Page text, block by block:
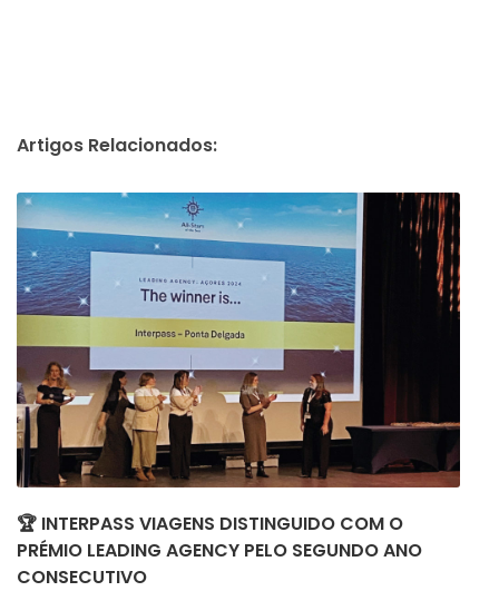
Artigos Relacionados:
🏆 INTERPASS VIAGENS DISTINGUIDO COM O
PRÉMIO LEADING AGENCY PELO SEGUNDO ANO
CONSECUTIVO